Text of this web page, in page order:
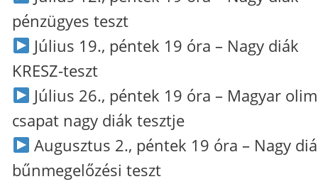
pénzügyes teszt
Július 19., péntek 19 óra – Nagy diák
KRESZ-teszt
Július 26., péntek 19 óra – Magyar
csapat nagy diák tesztje
Augusztus 2., péntek 19 óra – Nagy
bűnmegelőzési teszt